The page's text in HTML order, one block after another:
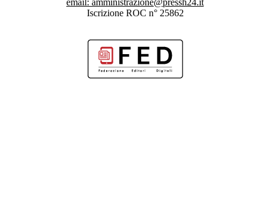
Iscrizione ROC n° 25862